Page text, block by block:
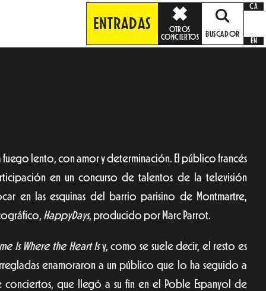
ENTRADAS
OTROS
CONCIERTOS
BUSCADOR
CA
EN
lento, con amor y determinación. El público francés
en un concurso de talentos de la televisión
en las esquinas del barrio parisino de Montmartre,
HappyDays, producido por Marc Parrot.
Is Where the Heart Isy, como se suele decir, el resto es
enamoraron a un público que lo ha seguido a
que llegó a su fin en el Poble Espanyol de